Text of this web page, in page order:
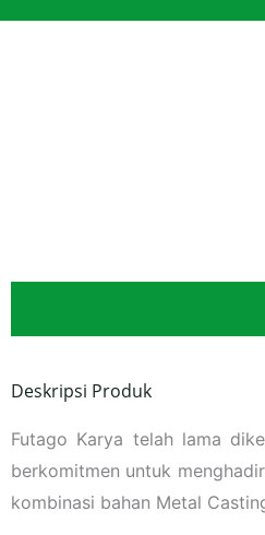
Deskripsi Produk
Futago Karya telah lama
berkomitmen untuk
kombinasi bahan Metal